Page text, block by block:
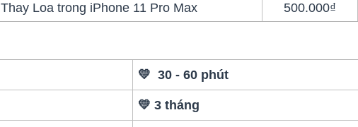
Thay Loa trong iPhone 11 Pro Max 500.000₫
💛 30 - 60 phút
💛 3 tháng